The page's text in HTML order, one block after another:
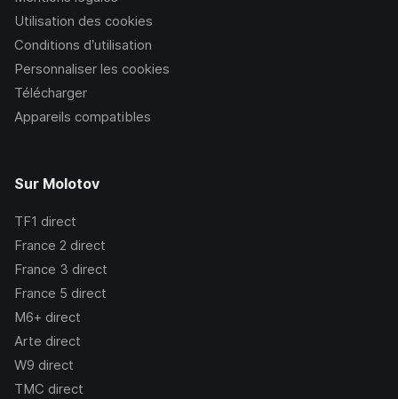
Utilisation des cookies
Conditions d’utilisation
Personnaliser les cookies
Télécharger
Appareils compatibles
Sur Molotov
TF1 direct
France 2 direct
France 3 direct
France 5 direct
M6+ direct
Arte direct
W9 direct
TMC direct